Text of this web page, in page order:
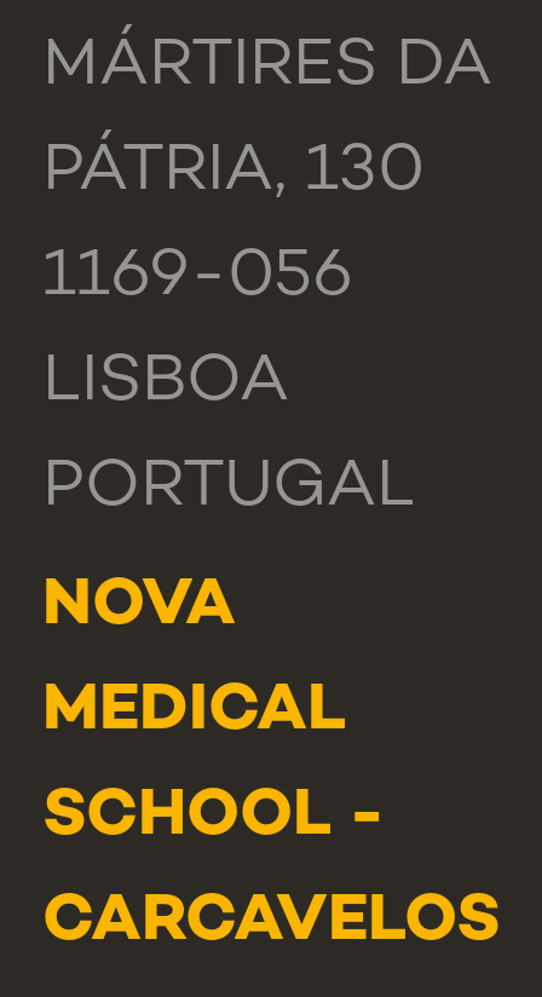
MÁRTIRES DA
PÁTRIA, 130
1169-056
LISBOA
PORTUGAL
NOVA
MEDICAL
SCHOOL -
CARCAVELOS